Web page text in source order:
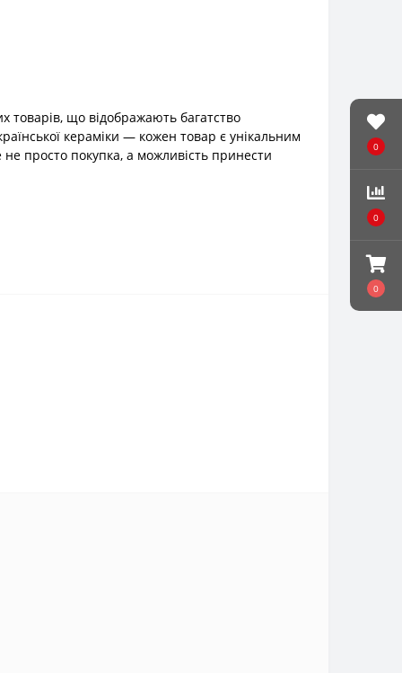
0
0
0
що відображають багатство
кераміки — кожен товар є унікальним
просто покупка, а можливість принести